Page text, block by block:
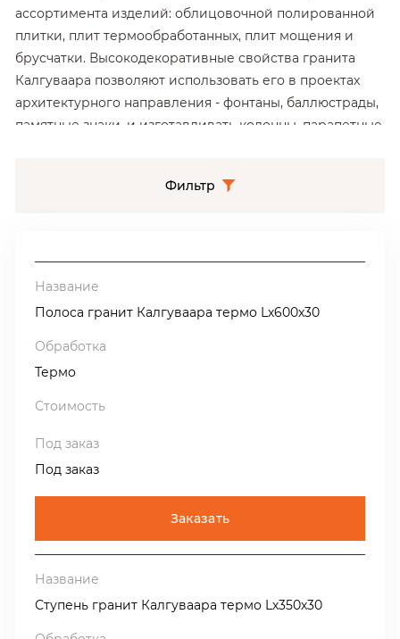
ассортимента изделий: облицовочной полированной
плитки, плит термообработанных, плит мощения и
брусчатки. Высокодекоративные свойства гранита
Калгуваара позволяют использовать его в проектах
архитектурного направления - фонтаны, баллюстрады,
памятные знаки, и изготавливать колонны, парапетные
Гранит Калгуваара отличается
жилистой структурой с
распила блока определяет рисунок изделия или
плитки. При распиле поперёк жил (cross-cut) мы
получим крупно-пятнистую расцветку поверхности
плит будет иметь рисунок с продольными вытянутыми
жилками.
Одна из важных особенностей гранита Калгуваара
это его радиационная характеристика, относящая его к
Производство продукции из гранита Калгуваара
поступит полированная плитка 300х600х20, плиты
Фильтр
Полоса гранит Калгуваара термо Lх600х30
Термо
Под заказ
Заказать
Ступень гранит Калгуваара термо Lх350х30